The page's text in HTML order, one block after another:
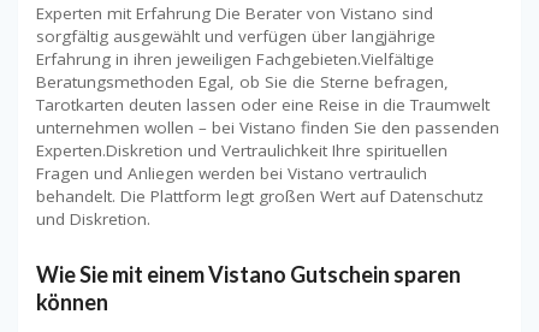
Experten mit Erfahrung Die Berater von Vistano sind
sorgfältig ausgewählt und verfügen über langjährige
Erfahrung in ihren jeweiligen Fachgebieten.Vielfältige
Beratungsmethoden Egal, ob Sie die Sterne befragen,
Tarotkarten deuten lassen oder eine Reise in die Traumwelt
unternehmen wollen – bei Vistano finden Sie den passenden
Experten.Diskretion und Vertraulichkeit Ihre spirituellen
Fragen und Anliegen werden bei Vistano vertraulich
behandelt. Die Plattform legt großen Wert auf Datenschutz
und Diskretion.
Wie Sie mit einem Vistano Gutschein sparen
können